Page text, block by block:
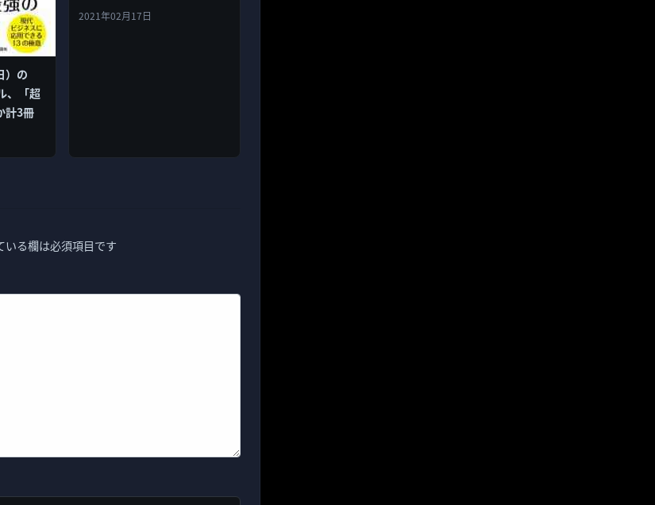
）の
、「超
計3冊
で心も体も自由になる！」ほ
2021年02月17日
いる欄は必須項目です